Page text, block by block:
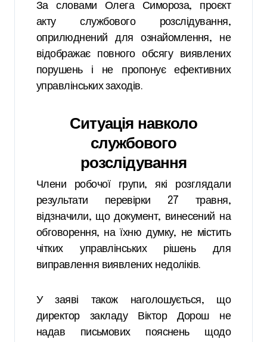
За словами Олега Симороза, проєкт
акту службового розслідування,
оприлюднений для ознайомлення, не
відображає повного обсягу виявлених
порушень і не пропонує ефективних
управлінських заходів.
Ситуація навколо
службового
розслідування
Члени робочої групи, які розглядали
результати перевірки 27 травня,
відзначили, що документ, винесений на
обговорення, на їхню думку, не містить
чітких управлінських рішень для
виправлення виявлених недоліків.
У заяві також наголошується, що
директор закладу Віктор Дорош не
надав письмових пояснень щодо